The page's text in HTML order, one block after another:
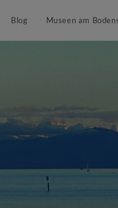
Blog Museen am